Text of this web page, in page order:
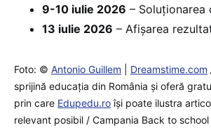
9-10 iulie 2026 –
13 iulie 2026 – Afișarea
Foto: © Antonio Guillem Dreamstime.com
sprijină educaţia din România şi oferă
prin care Edupedu.roîşi poate ilustra
relevant posibil / Campania Back to